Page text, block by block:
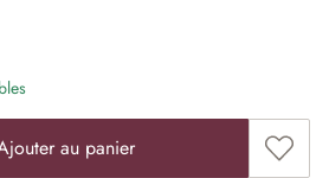
saisissez la valeur
au panier